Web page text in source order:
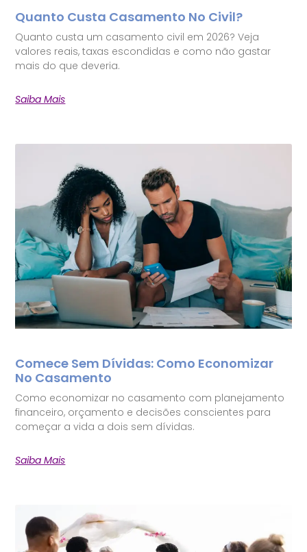
Quanto Custa Casamento No Civil?
Quanto custa um casamento civil em 2026? Veja
valores reais, taxas escondidas e como não gastar
mais do que deveria.
Saiba Mais
Comece Sem Dívidas: Como Economizar
No Casamento
Como economizar no casamento com planejamento
financeiro, orçamento e decisões conscientes para
começar a vida a dois sem dívidas.
Saiba Mais